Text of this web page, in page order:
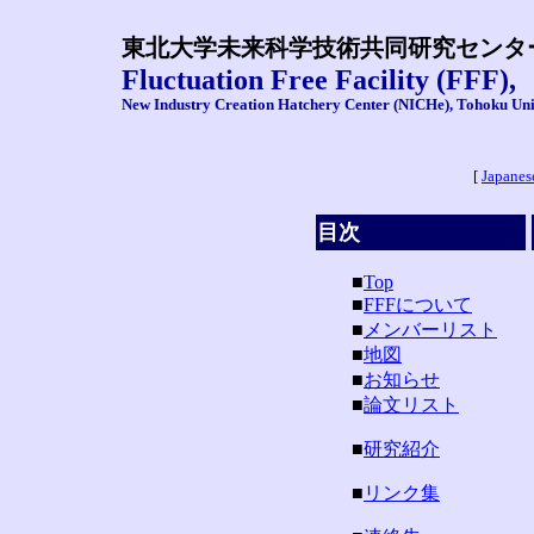
東北大学未来科学技術共同研究セン
Fluctuation Free Facility (FFF),
New Industry Creation Hatchery Center (NICHe), Tohoku
[
目次
■Top
■FFFについて
■ メンバーリスト
■地図
■お知らせ
■論文リスト
■研究紹介
■ リンク集